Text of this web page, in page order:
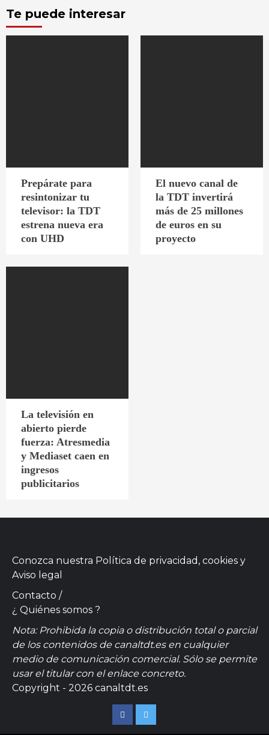
Te puede interesar
Prepárate para
resintonizar tu
televisor: la TDT
estrena nueva era
con UHD
El nuevo canal de
la TDT invertirá
más de 25 millones
de euros en su
proyecto
La televisión en
abierto pierde
fuerza: Atresmedia
y Mediaset caen en
ingresos
publicitarios
Conozca nuestra Política de privacidad, cookies y
Aviso legal
Contacto /
¿ Quiénes somos ?
Nota: Prohibida la copia o distribución total o parcial
de los contenidos de canaltdt.es en cualquier
medio de comunicación comercial. Sólo se permite
usar el titular con el enlace concreto.
Copyright - 2026 canaltdt.es
FacebookTwitter